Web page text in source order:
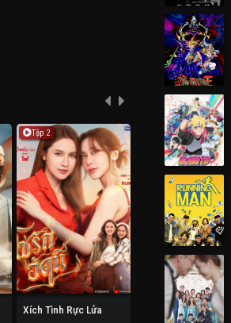
Tập 2
Xích Tình Rực Lửa
Tập 3